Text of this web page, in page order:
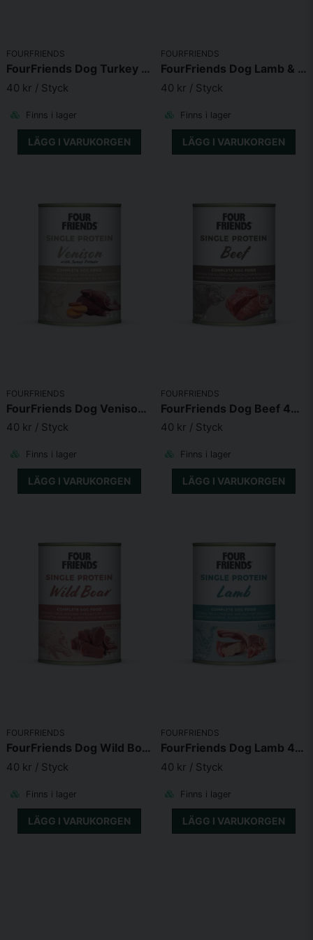
FOURFRIENDS
FourFriends Dog Turkey 400g
40 kr / Styck
Finns i lager
LÄGG I VARUKORGEN
FOURFRIENDS
FourFriends Dog Lamb & Rice 400g
40 kr / Styck
Finns i lager
LÄGG I VARUKORGEN
FOURFRIENDS
FourFriends Dog Venison & Sweet Potato 400g
40 kr / Styck
Finns i lager
LÄGG I VARUKORGEN
FOURFRIENDS
FourFriends Dog Beef 400g
40 kr / Styck
Finns i lager
LÄGG I VARUKORGEN
FOURFRIENDS
FourFriends Dog Wild Boar 400g
40 kr / Styck
Finns i lager
LÄGG I VARUKORGEN
FOURFRIENDS
FourFriends Dog Lamb 400g
40 kr / Styck
Finns i lager
LÄGG I VARUKORGEN